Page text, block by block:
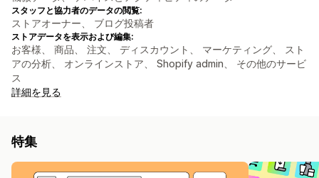
スタッフと協力者のデータの閲覧:
ストアオーナー、 ブログ投稿者
ストアデータを表示および編集:
お客様、 商品、 注文、 ディスカウント、 マーケティング、 スト
アの分析、 オンラインストア、 Shopify admin、 その他のサービ
ス
詳細を見る
特集